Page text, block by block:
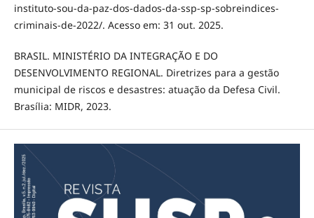
instituto-sou-da-paz-dos-dados-da-ssp-sp-sobreindices-
criminais-de-2022/. Acesso em: 31 out. 2025.
BRASIL. MINISTÉRIO DA INTEGRAÇÃO E DO
DESENVOLVIMENTO REGIONAL. Diretrizes para a gestão
municipal de riscos e desastres: atuação da Defesa Civil.
Brasília: MIDR, 2023.